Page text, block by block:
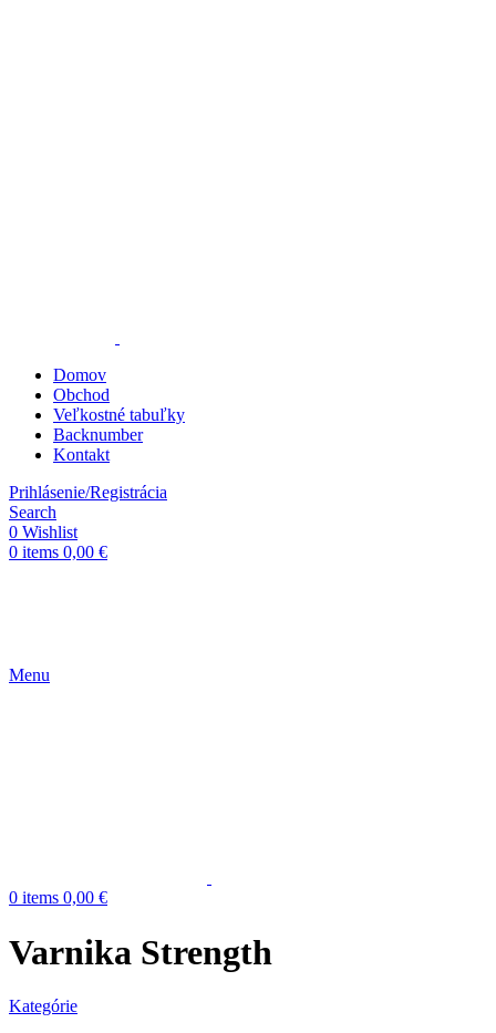
Domov
Obchod
Veľkostné tabuľky
Backnumber
Kontakt
Prihlásenie/Registrácia
Search
0 Wishlist
0 items 0,00 €
Menu
0 items 0,00 €
Varnika Strength
Kategórie